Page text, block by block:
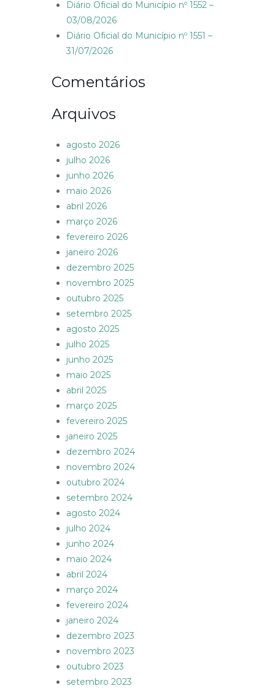
Diário Oficial do Município nº 1552 –
03/08/2026
Diário Oficial do Município nº 1551 –
31/07/2026
Comentários
Arquivos
agosto 2026
julho 2026
junho 2026
maio 2026
abril 2026
março 2026
fevereiro 2026
janeiro 2026
dezembro 2025
novembro 2025
outubro 2025
setembro 2025
agosto 2025
julho 2025
junho 2025
maio 2025
abril 2025
março 2025
fevereiro 2025
janeiro 2025
dezembro 2024
novembro 2024
outubro 2024
setembro 2024
agosto 2024
julho 2024
junho 2024
maio 2024
abril 2024
março 2024
fevereiro 2024
janeiro 2024
dezembro 2023
novembro 2023
outubro 2023
setembro 2023